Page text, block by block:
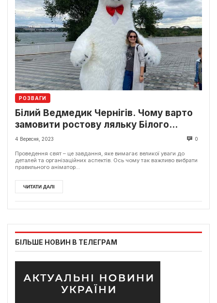
РОЗВАГИ
Білий Ведмедик Чернігів. Чому варто
замовити ростову ляльку Білого
Ведмедика на своє свято
4 Вересня, 2023 0
Проведення свят – це завдання, яке вимагає великої уваги до
деталей та організаційних аспектів. Ось чому так важливо вибрати
правильного аніматор...
ЧИТАТИ ДАЛІ
БІЛЬШЕ НОВИН В ТЕЛЕГРАМ